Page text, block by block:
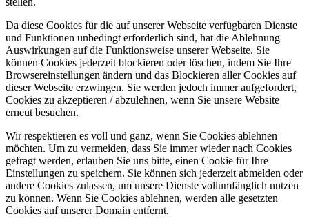
Da diese Cookies für die auf unserer Webseite verfügbaren Dienste
und Funktionen unbedingt erforderlich sind, hat die Ablehnung
Auswirkungen auf die Funktionsweise unserer Webseite. Sie
können Cookies jederzeit blockieren oder löschen, indem Sie Ihre
Browsereinstellungen ändern und das Blockieren aller Cookies auf
dieser Webseite erzwingen. Sie werden jedoch immer aufgefordert,
Cookies zu akzeptieren / abzulehnen, wenn Sie unsere Website
erneut besuchen.
Wir respektieren es voll und ganz, wenn Sie Cookies ablehnen
möchten. Um zu vermeiden, dass Sie immer wieder nach Cookies
gefragt werden, erlauben Sie uns bitte, einen Cookie für Ihre
Einstellungen zu speichern. Sie können sich jederzeit abmelden oder
andere Cookies zulassen, um unsere Dienste vollumfänglich nutzen
zu können. Wenn Sie Cookies ablehnen, werden alle gesetzten
Cookies auf unserer Domain entfernt.